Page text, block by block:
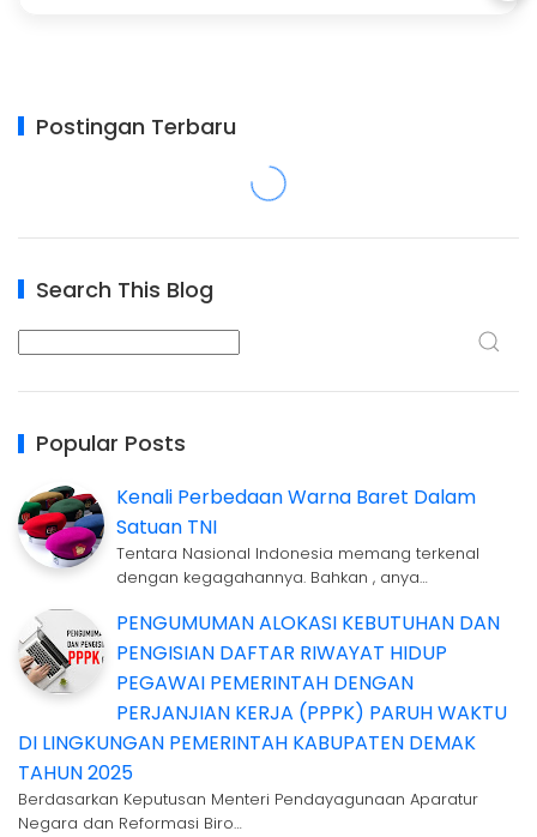
Postingan Terbaru
Search This Blog
Popular Posts
Kenali Perbedaan Warna Baret Dalam
Satuan TNI
Tentara Nasional Indonesia memang terkenal
dengan kegagahannya. Bahkan , anya…
PENGUMUMAN ALOKASI KEBUTUHAN DAN
PENGISIAN DAFTAR RIWAYAT HIDUP
PEGAWAI PEMERINTAH DENGAN
PERJANJIAN KERJA (PPPK) PARUH WAKTU
DI LINGKUNGAN PEMERINTAH KABUPATEN DEMAK
TAHUN 2025
Berdasarkan Keputusan Menteri Pendayagunaan Aparatur
Negara dan Reformasi Biro…